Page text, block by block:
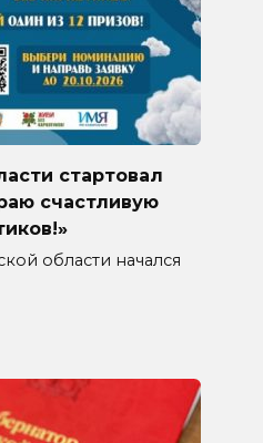
стартовал
счастливую
области начался